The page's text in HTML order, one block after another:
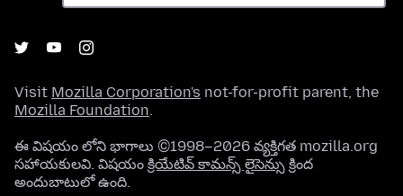
Visit Mozilla Corporation's not-for-profit parent, the
Mozilla Foundation.
ఈ విషయం లోని భాగాలు ©1998–2026 వ్యక్తిగత mozilla.org
సహాయకులవి. విషయం క్రియేటివ్ కామన్స్ లైసెన్సు క్రింద
అందుబాటులో ఉంది.